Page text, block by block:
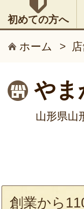
初めての方へ
ホーム >
やま
山形県山
創業から